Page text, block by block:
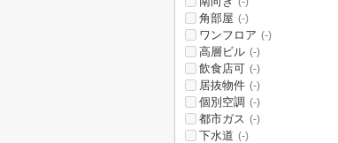
角部屋 (-)
ワンフロア (-)
高層ビル (-)
飲食店可 (-)
居抜物件 (-)
個別空調 (-)
都市ガス (-)
下水道 (-)